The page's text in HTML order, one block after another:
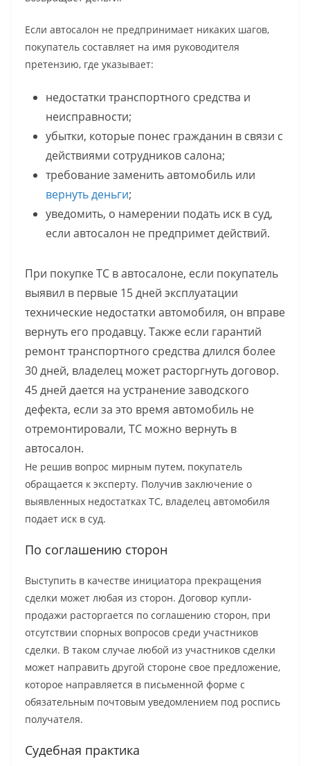
Если автосалон не предпринимает никаких шагов,
покупатель составляет на имя руководителя
претензию, где указывает:
недостатки транспортного средства и
неисправности;
убытки, которые понес гражданин в связи с
действиями сотрудников салона;
требование заменить автомобиль или
вернуть деньги;
уведомить, о намерении подать иск в суд,
если автосалон не предпримет действий.
При покупке ТС в автосалоне, если покупатель
выявил в первые 15 дней эксплуатации
технические недостатки автомобиля, он вправе
вернуть его продавцу. Также если гарантий
ремонт транспортного средства длился более
30 дней, владелец может расторгнуть договор.
45 дней дается на устранение заводского
дефекта, если за это время автомобиль не
отремонтировали, ТС можно вернуть в
автосалон.
Не решив вопрос мирным путем, покупатель
обращается к эксперту. Получив заключение о
выявленных недостатках ТС, владелец автомобиля
подает иск в суд.
По соглашению сторон
Выступить в качестве инициатора прекращения
сделки может любая из сторон. Договор купли-
продажи расторгается по соглашению сторон, при
отсутствии спорных вопросов среди участников
сделки. В таком случае любой из участников сделки
может направить другой стороне свое предложение,
которое направляется в письменной форме с
обязательным почтовым уведомлением под роспись
получателя.
Судебная практика